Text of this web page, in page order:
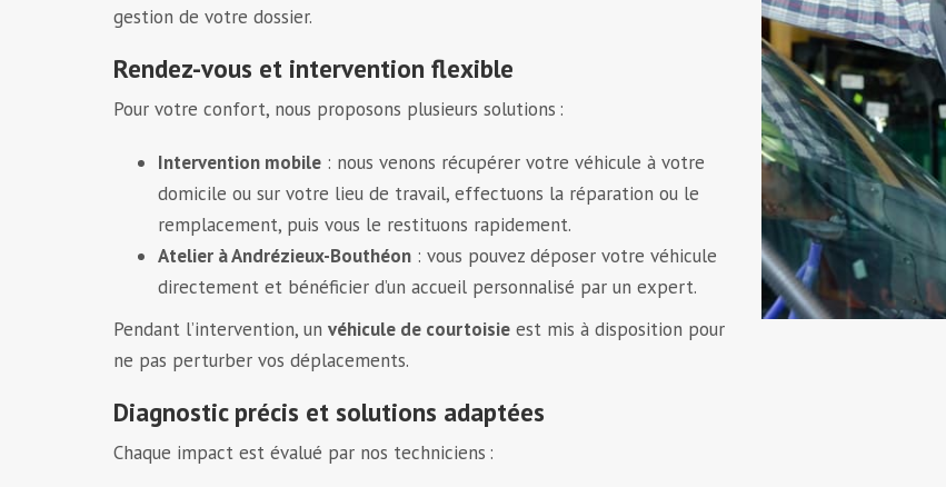
gestion de votre dossier.
Rendez-vous et intervention flexible
Pour votre confort, nous proposons plusieurs solutions :
Intervention mobile : nous venons récupérer votre véhicule à votre
domicile ou sur votre lieu de travail, effectuons la réparation ou le
remplacement, puis vous le restituons rapidement.
Atelier à Andrézieux-Bouthéon : vous pouvez déposer votre véhicule
directement et bénéficier d’un accueil personnalisé par un expert.
Pendant l’intervention, un véhicule de courtoisie est mis à disposition pour
ne pas perturber vos déplacements.
Diagnostic précis et solutions adaptées
Chaque impact est évalué par nos techniciens :